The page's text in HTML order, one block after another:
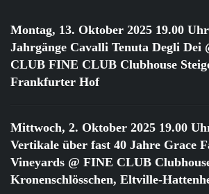
Montag, 13. Oktober 2025 19.00 Uhr
Jahrgänge Cavalli Tenuta Degli Dei
CLUB FINE CLUB Clubhouse
Frankfurter Hof
Mittwoch, 2. Oktober 2025 19.00
Vertikale über fast 40 Jahre Grace
Vineyards @ FINE CLUB
Kronenschlösschen, Eltville-